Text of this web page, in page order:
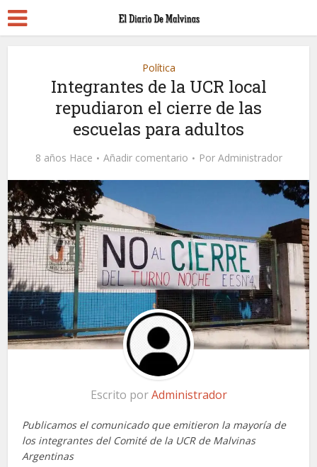
Política
Integrantes de la UCR local
repudiaron el cierre de las
escuelas para adultos
8 años Hace Añadir comentario Por Administrador
Escrito porAdministrador
Publicamos el comunicado que emitieron la mayoría de
los integrantes del Comité de la UCR de Malvinas
Argentinas